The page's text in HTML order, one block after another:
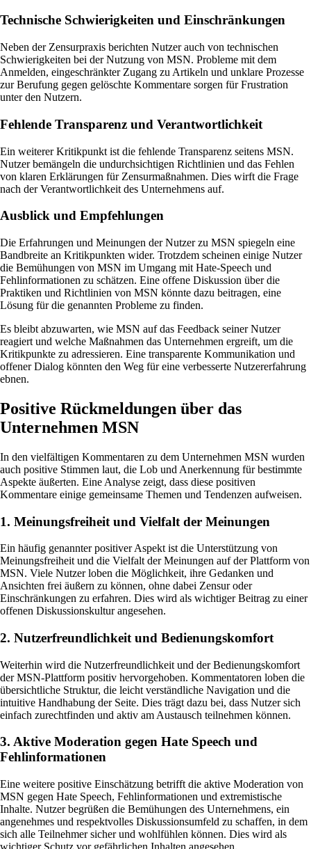
Technische Schwierigkeiten und Einschränkungen
Neben der Zensurpraxis berichten Nutzer auch von technischen
Schwierigkeiten bei der Nutzung von MSN. Probleme mit dem
Anmelden, eingeschränkter Zugang zu Artikeln und unklare Prozesse
zur Berufung gegen gelöschte Kommentare sorgen für Frustration
unter den Nutzern.
Fehlende Transparenz und Verantwortlichkeit
Ein weiterer Kritikpunkt ist die fehlende Transparenz seitens MSN.
Nutzer bemängeln die undurchsichtigen Richtlinien und das Fehlen
von klaren Erklärungen für Zensurmaßnahmen. Dies wirft die Frage
nach der Verantwortlichkeit des Unternehmens auf.
Ausblick und Empfehlungen
Die Erfahrungen und Meinungen der Nutzer zu MSN spiegeln eine
Bandbreite an Kritikpunkten wider. Trotzdem scheinen einige Nutzer
die Bemühungen von MSN im Umgang mit Hate-Speech und
Fehlinformationen zu schätzen. Eine offene Diskussion über die
Praktiken und Richtlinien von MSN könnte dazu beitragen, eine
Lösung für die genannten Probleme zu finden.
Es bleibt abzuwarten, wie MSN auf das Feedback seiner Nutzer
reagiert und welche Maßnahmen das Unternehmen ergreift, um die
Kritikpunkte zu adressieren. Eine transparente Kommunikation und
offener Dialog könnten den Weg für eine verbesserte Nutzererfahrung
ebnen.
Positive Rückmeldungen über das
Unternehmen MSN
In den vielfältigen Kommentaren zu dem Unternehmen MSN wurden
auch positive Stimmen laut, die Lob und Anerkennung für bestimmte
Aspekte äußerten. Eine Analyse zeigt, dass diese positiven
Kommentare einige gemeinsame Themen und Tendenzen aufweisen.
1. Meinungsfreiheit und Vielfalt der Meinungen
Ein häufig genannter positiver Aspekt ist die Unterstützung von
Meinungsfreiheit und die Vielfalt der Meinungen auf der Plattform von
MSN. Viele Nutzer loben die Möglichkeit, ihre Gedanken und
Ansichten frei äußern zu können, ohne dabei Zensur oder
Einschränkungen zu erfahren. Dies wird als wichtiger Beitrag zu einer
offenen Diskussionskultur angesehen.
2. Nutzerfreundlichkeit und Bedienungskomfort
Weiterhin wird die Nutzerfreundlichkeit und der Bedienungskomfort
der MSN-Plattform positiv hervorgehoben. Kommentatoren loben die
übersichtliche Struktur, die leicht verständliche Navigation und die
intuitive Handhabung der Seite. Dies trägt dazu bei, dass Nutzer sich
einfach zurechtfinden und aktiv am Austausch teilnehmen können.
3. Aktive Moderation gegen Hate Speech und
Fehlinformationen
Eine weitere positive Einschätzung betrifft die aktive Moderation von
MSN gegen Hate Speech, Fehlinformationen und extremistische
Inhalte. Nutzer begrüßen die Bemühungen des Unternehmens, ein
angenehmes und respektvolles Diskussionsumfeld zu schaffen, in dem
sich alle Teilnehmer sicher und wohlfühlen können. Dies wird als
wichtiger Schutz vor gefährlichen Inhalten angesehen.